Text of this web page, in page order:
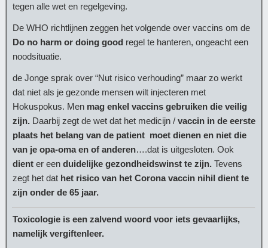
tegen alle wet en regelgeving.
De WHO richtlijnen zeggen het volgende over vaccins om de
Do no harm or doing good regel te hanteren, ongeacht een
noodsituatie.
de Jonge sprak over “Nut risico verhouding” maar zo werkt
dat niet als je gezonde mensen wilt injecteren met
Hokuspokus. Men mag enkel vaccins gebruiken die veilig
zijn. Daarbij zegt de wet dat het medicijn / vaccin in de eerste
plaats het belang van de patient moet dienen en niet die
van je opa-oma en of anderen….dat is uitgesloten. Ook
dient er een duidelijke gezondheidswinst te zijn. Tevens
zegt het dat het risico van het Corona vaccin nihil dient te
zijn onder de 65 jaar.
Toxicologie is een zalvend woord voor iets gevaarlijks,
namelijk vergiftenleer.